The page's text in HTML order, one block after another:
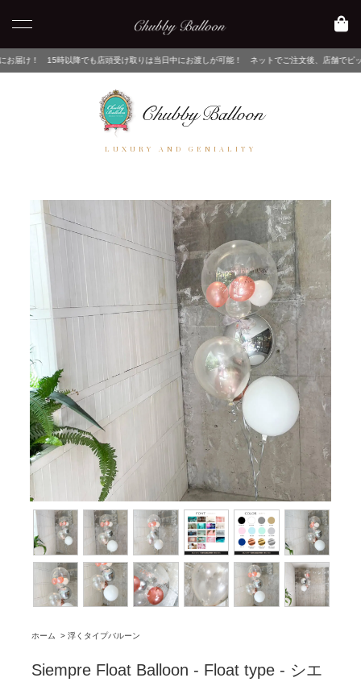
も店頭受け取りは当日中にお渡しが可能！ ネットでご注文後、店舗でピックアップするだけ
LUXURY AND GENIALITY
ホーム >浮くタイプバルーン
Siempre Float Balloon - Float type - シエ